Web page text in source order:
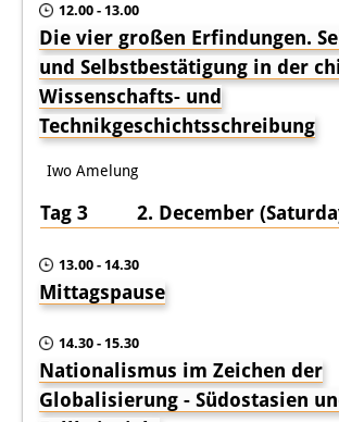
12.00 - 13.00
Die vier großen Erfindungen.
und Selbstbestätigung in der
Wissenschafts- und
Technikgeschichtsschreibung
Iwo Amelung
Tag 3 2. December
13.00 - 14.30
Mittagspause
14.30 - 15.30
Nationalismus im Zeichen der
Globalisierung - Südostasien